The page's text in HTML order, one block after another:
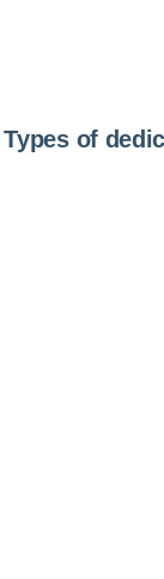
Types of